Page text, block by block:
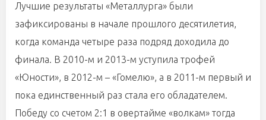
Лучшие результаты «Металлурга» были
зафиксированы в начале прошлого десятилетия,
когда команда четыре раза подряд доходила до
финала. В 2010-м и 2013-м уступила трофей
«Юности», в 2012-м – «Гомелю», а в 2011-м первый и
пока единственный раз стала его обладателем.
Победу со счетом 2:1 в овертайме «волкам» тогда